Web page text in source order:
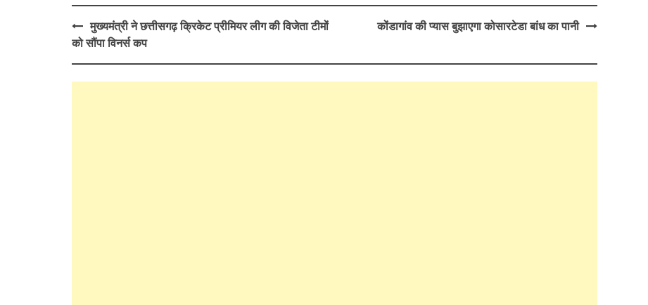
Post
navigation
मुख्यमंत्री ने छत्तीसगढ़ क्रिकेट प्रीमियर लीग की विजेता टीमों
को सौंपा विनर्स कप
कोंडागांव की प्यास बुझाएगा कोसारटेडा बांध का पानी